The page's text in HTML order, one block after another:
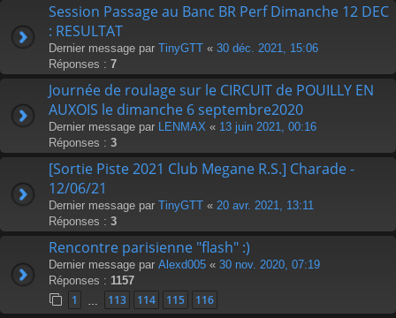
Session Passage au Banc BR Perf Dimanche 12 DEC
: RESULTAT
Dernier message par TinyGTT « 30 déc. 2021, 15:06
Réponses : 7
Journée de roulage sur le CIRCUIT de POUILLY EN
AUXOIS le dimanche 6 septembre2020
Dernier message par LENMAX « 13 juin 2021, 00:16
Réponses : 3
[Sortie Piste 2021 Club Megane R.S.] Charade -
12/06/21
Dernier message par TinyGTT « 20 avr. 2021, 13:11
Réponses : 3
Rencontre parisienne "flash" :)
Dernier message par Alexd005 « 30 nov. 2020, 07:19
Réponses : 1157
1 113 114 115 116